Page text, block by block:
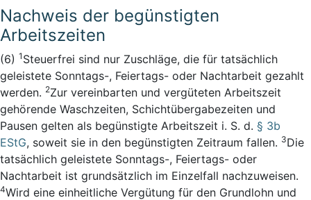
Nachweis der begünstigten
Arbeitszeiten
(6) 1 Steuerfrei sind nur Zuschläge, die für tatsächlich
geleistete Sonntags-, Feiertags- oder Nachtarbeit gezahlt
werden. 2Zur vereinbarten und vergüteten Arbeitszeit
gehörende Waschzeiten, Schichtübergabezeiten und
Pausen gelten als begünstigte Arbeitszeit i. S. d. § 3b
EStG, soweit sie in den begünstigten Zeitraum fallen. 3Die
tatsächlich geleistete Sonntags-, Feiertags- oder
Nachtarbeit ist grundsätzlich im Einzelfall nachzuweisen.
4Wird eine einheitliche Vergütung für den Grundlohn und